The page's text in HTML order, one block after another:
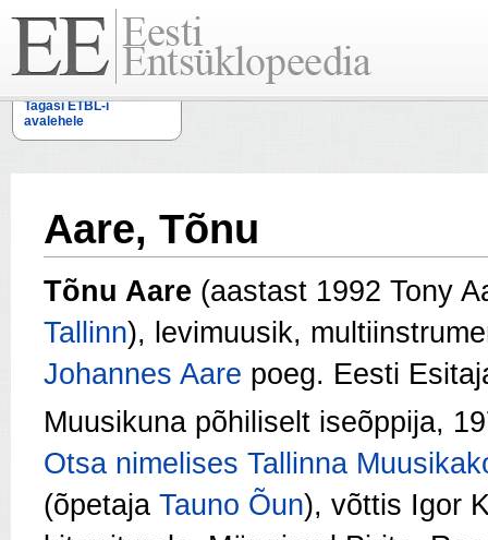
Tagasi ETBL-i
avalehele
Aare, Tõnu
Tõnu Aare (aastast 1992 Tony
Tallinn), levimuusik,
Johannes Aare poeg. Eesti
Muusikuna põhiliselt iseõppija,
Otsa nimelises Tallinna
(õpetaja Tauno Õun), võttis Igor